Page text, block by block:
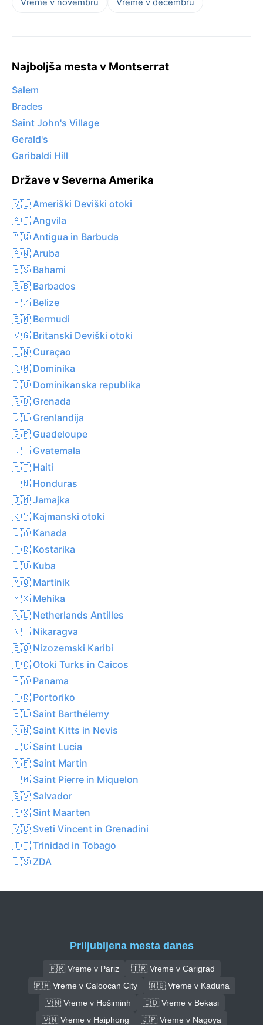
Vreme v novembru Vreme v decembru
Najboljša mesta v Montserrat
Salem
Brades
Saint John's Village
Gerald's
Garibaldi Hill
Države v Severna Amerika
🇻🇮 Ameriški Deviški otoki
🇦🇮 Angvila
🇦🇬 Antigua in Barbuda
🇦🇼 Aruba
🇧🇸 Bahami
🇧🇧 Barbados
🇧🇿 Belize
🇧🇲 Bermudi
🇻🇬 Britanski Deviški otoki
🇨🇼 Curaçao
🇩🇲 Dominika
🇩🇴 Dominikanska republika
🇬🇩 Grenada
🇬🇱 Grenlandija
🇬🇵 Guadeloupe
🇬🇹 Gvatemala
🇭🇹 Haiti
🇭🇳 Honduras
🇯🇲 Jamajka
🇰🇾 Kajmanski otoki
🇨🇦 Kanada
🇨🇷 Kostarika
🇨🇺 Kuba
🇲🇶 Martinik
🇲🇽 Mehika
🇳🇱 Netherlands Antilles
🇳🇮 Nikaragva
🇧🇶 Nizozemski Karibi
🇹🇨 Otoki Turks in Caicos
🇵🇦 Panama
🇵🇷 Portoriko
🇧🇱 Saint Barthélemy
🇰🇳 Saint Kitts in Nevis
🇱🇨 Saint Lucia
🇲🇫 Saint Martin
🇵🇲 Saint Pierre in Miquelon
🇸🇻 Salvador
🇸🇽 Sint Maarten
🇻🇨 Sveti Vincent in Grenadini
🇹🇹 Trinidad in Tobago
🇺🇸 ZDA
Priljubljena mesta danes
🇫🇷 Vreme v Pariz
🇹🇷 Vreme v Carigrad
🇵🇭 Vreme v Caloocan City
🇳🇬 Vreme v Kaduna
🇻🇳 Vreme v Hošiminh
🇮🇩 Vreme v Bekasi
🇻🇳 Vreme v Haiphong
🇯🇵 Vreme v Nagoya